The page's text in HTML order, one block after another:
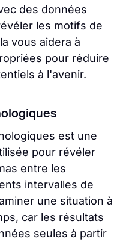
des données
les motifs de
vous aidera à
pour réduire
à l'avenir.
est une
pour révéler
entre les
intervalles de
une situation à
car les résultats
seules à partir